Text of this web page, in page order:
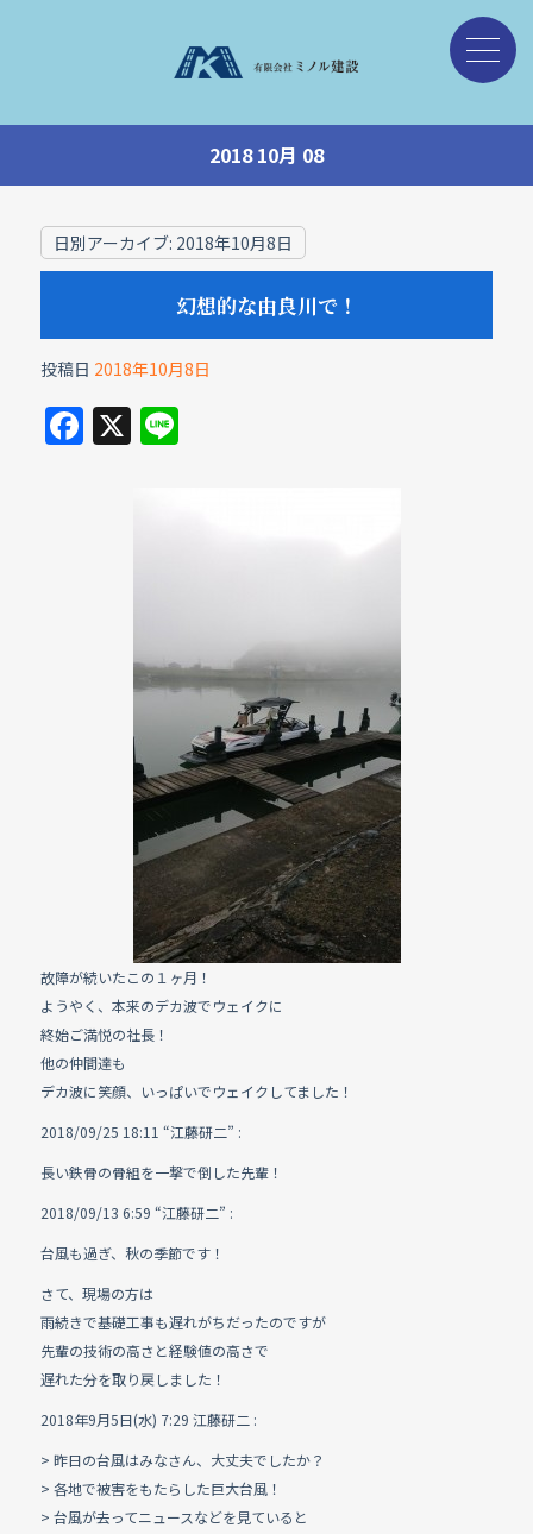
2018 10月 08
日別アーカイブ: 2018年10月8日
幻想的な由良川で！
投稿日 2018年10月8日
F X Li
故障が続いたこの１ヶ月！
ようやく、本来のデカ波でウェイクに
終始ご満悦の社長！
他の仲間達も
デカ波に笑顔、いっぱいでウェイクしてました！
2018/09/25 18:11 “江藤研二” :
長い鉄骨の骨組を一撃で倒した先輩！
2018/09/13 6:59 “江藤研二” :
台風も過ぎ、秋の季節です！
さて、現場の方は
雨続きで基礎工事も遅れがちだったのですが
先輩の技術の高さと経験値の高さで
遅れた分を取り戻しました！
2018年9月5日(水) 7:29 江藤研二 :
> 昨日の台風はみなさん、大丈夫でしたか？
> 各地で被害をもたらした巨大台風！
> 台風が去ってニュースなどを見ていると